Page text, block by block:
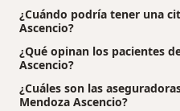
¿Cuándo podría tener una
Ascencio?
¿Qué opinan los pacientes
Ascencio?
¿Cuáles son las
Mendoza Ascencio?